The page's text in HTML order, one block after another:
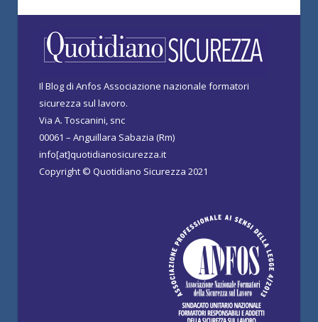
Il Blog di Anfos Associazione nazionale formatori
sicurezza sul lavoro.
Via A. Toscanini, snc
00061 – Anguillara Sabazia (Rm)
info[at]quotidianosicurezza.it
Copyright © Quotidiano Sicurezza 2021